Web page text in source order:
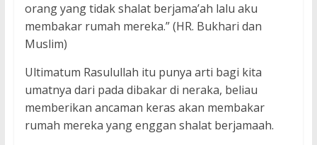
orang yang tidak shalat berjama’ah lalu aku
membakar rumah mereka.” (HR. Bukhari dan
Muslim)
Ultimatum Rasulullah itu punya arti bagi kita
umatnya dari pada dibakar di neraka, beliau
memberikan ancaman keras akan membakar
rumah mereka yang enggan shalat berjamaah.